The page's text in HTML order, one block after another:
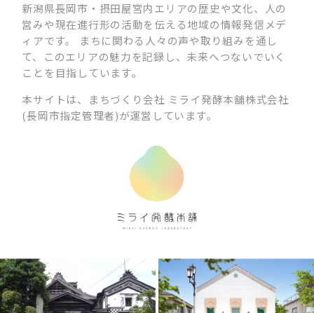
新潟県長岡市・摂田屋宮内エリアの歴史や文化、人の
営みや現在進行形の活動を伝える地域の情報発信メデ
ィアです。 まちに関わる人々の声や取り組みを通し
て、このエリアの魅力を記録し、未来へつないでいく
ことを目指しています。
本サイトは、まちづくり会社 ミライ発酵本舗株式会社
(長岡市指定管理者)が運営しています。